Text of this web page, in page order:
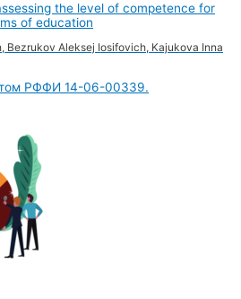
the level of competence for
of education
Bezrukov Aleksej Iosifovich, Kajukova Inna
РФФИ 14-06-00339.